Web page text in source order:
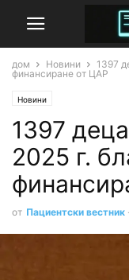
дом Новини
1397
финансиране от ЦАР
Новини
1397
2025 г.
от Пациентски вестник